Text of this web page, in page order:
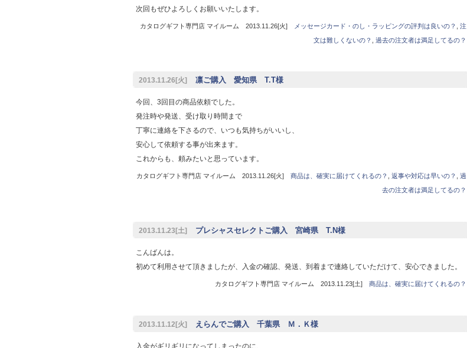
次回もぜひよろしくお願いいたします。
カタログギフト専門店 マイルーム 2013.11.26[火] メッセージカード・のし・ラッピングの評判は良いの？
注
文は難しくないの？
過去の注文者は満足してるの？
2013.11.26[火] 凛ご購入 愛知県 T.T様
今回、3回目の商品依頼でした。
発注時や発送、受け取り時間まで
丁寧に連絡を下さるので、いつも気持ちがいいし、
安心して依頼する事が出来ます。
これからも、頼みたいと思っています。
カタログギフト専門店 マイルーム 2013.11.26[火] 商品は、確実に届けてくれるの？ , 返事や対応は早いの？ , 過
去の注文者は満足してるの？
2013.11.23[土] プレシャスセレクトご購入 宮崎県 T.N様
こんばんは。
初めて利用させて頂きましたが、入金の確認、発送、到着まで連絡していただけて、安心できました。
カタログギフト専門店 マイルーム 2013.11.23[土] 商品は、確実に届けてくれるの？
2013.11.12[火] えらんでご購入 千葉県 Ｍ．Ｋ様
入金がギリギリになってしまったのに、